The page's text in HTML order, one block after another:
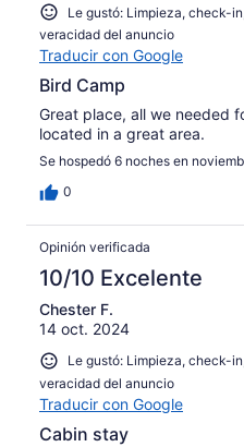
Le gustó: Limpieza, check-
veracidad del anuncio
Traducir con Google
Bird Camp
Great place, all we needed
located in a great area.
Se hospedó 6 noches en
0
Opinión verificada
10/10 Excelente
Chester F.
14 oct. 2024
Le gustó: Limpieza, check-
veracidad del anuncio
Traducir con Google
Cabin stay